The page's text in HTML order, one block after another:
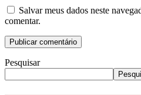
Salvar meus dados neste
comentar.
Pesquisar